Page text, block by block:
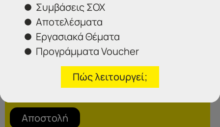
Επιλέξτε το γραφείο που σας ενδιαφέρει
Αποστολή
Συμβάσεις ΣΟΧ
Αποτελέσματα
Εργασιακά Θέματα
Προγράμματα Voucher
Πώς λειτουργεί;